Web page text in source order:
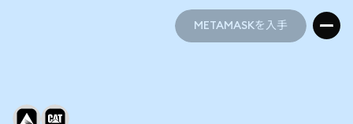
METAMASKを入手